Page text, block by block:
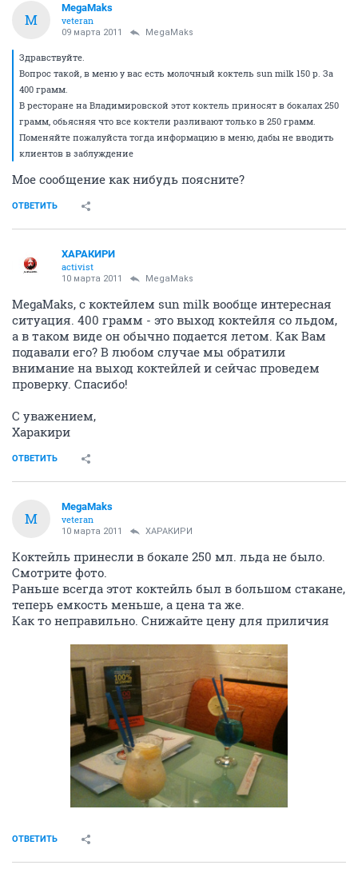
M
MegaMaks
veteran
09 марта 2011 MegaMaks
Здравствуйте.
Вопрос такой, в меню у вас есть молочный коктель sun milk 150 р. За
400 грамм.
В ресторане на Владимировской этот коктель приносят в бокалах 250
грамм, обьясняя что все коктели разливают только в 250 грамм.
Поменяйте пожалуйста тогда информацию в меню, дабы не вводить
клиентов в заблуждение
Мое сообщение как нибудь поясните?
ОТВЕТИТЬ
ХАРАКИРИ
activist
10 марта 2011 MegaMaks
MegaMaks, с коктейлем sun milk вообще интересная
ситуация. 400 грамм - это выход коктейля со льдом,
а в таком виде он обычно подается летом. Как Вам
подавали его? В любом случае мы обратили
внимание на выход коктейлей и сейчас проведем
проверку. Спасибо!
С уважением,
Харакири
ОТВЕТИТЬ
M
MegaMaks
veteran
10 марта 2011 ХАРАКИРИ
Коктейль принесли в бокале 250 мл. льда не было.
Смотрите фото.
Раньше всегда этот коктейль был в большом стакане,
теперь емкость меньше, а цена та же.
Как то неправильно. Снижайте цену для приличия
ОТВЕТИТЬ